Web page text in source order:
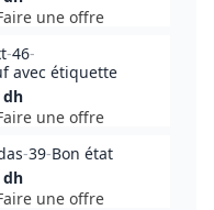
une offre
-46-
avec étiquette
dh
une offre
-39-Bon état
dh
une offre